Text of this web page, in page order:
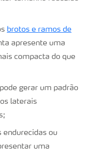
brotos e ramos de
apresente uma
compacta do que
gerar um padrão
laterais
ou
uma